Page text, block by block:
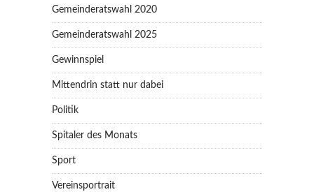
Gemeinderatswahl 2020
Gemeinderatswahl 2025
Gewinnspiel
Mittendrin statt nur dabei
Politik
Spitaler des Monats
Sport
Vereinsportrait